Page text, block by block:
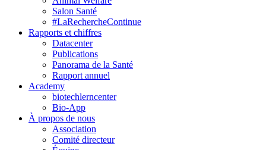
Salon Santé
#LaRechercheContinue
Rapports et chiffres
Datacenter
Publications
Panorama de la Santé
Rapport annuel
Academy
biotechlerncenter
Bio-App
À propos de nous
Association
Comité directeur